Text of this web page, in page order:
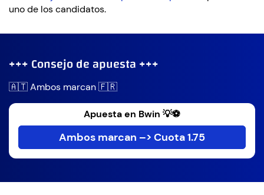
uno de los candidatos.
+++ Consejo de apuesta +++
🇦🇹 Ambos marcan 🇫🇷
Apuesta en Bwin 💡⚽
Ambos marcan –> Cuota 1.75